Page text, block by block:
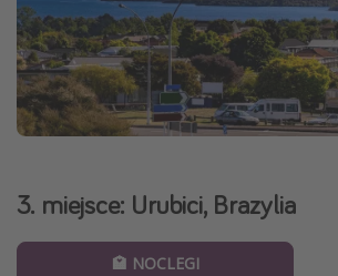
3. miejsce: Urubici, Brazylia
🏩 NOCLEGI